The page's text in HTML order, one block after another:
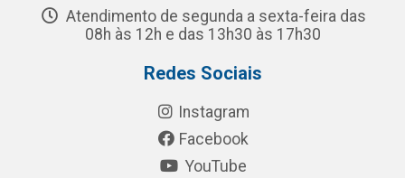
Atendimento de segunda a sexta-feira das
08h às 12h e das 13h30 às 17h30
Redes Sociais
Instagram
Facebook
YouTube